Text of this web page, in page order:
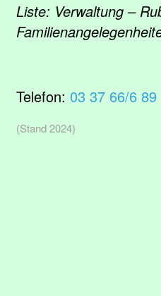
Liste: Verwaltung –
Telefon: 03 37 66/6 89
(Stand 2024)